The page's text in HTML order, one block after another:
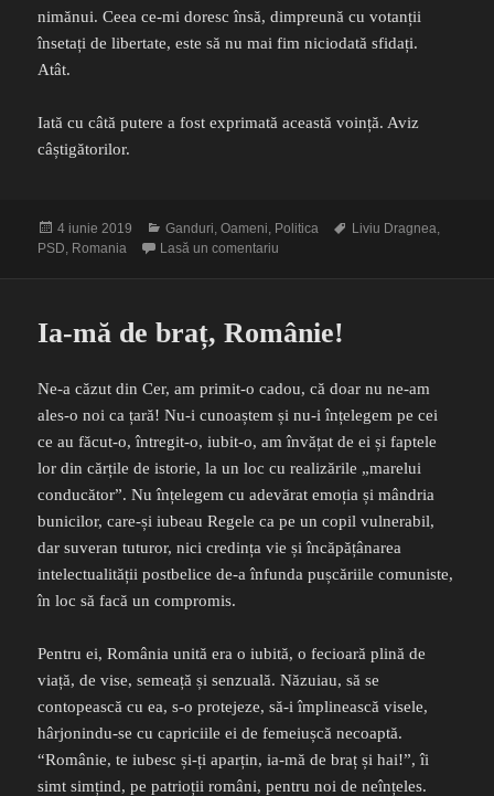
nimănui. Ceea ce-mi doresc însă, dimpreună cu votanții
însetați de libertate, este să nu mai fim niciodată sfidați.
Atât.
Iată cu câtă putere a fost exprimată această voință. Aviz
câștigătorilor.
Publicat
pe
4 iunie 2019 Categorii
Ganduri,Oameni, Politica Etichete
Liviu Dragnea,
PSD, Romania Lasă un comentariu
Ia-mă de braț, Românie!
Ne-a căzut din Cer, am primit-o cadou, că doar nu ne-am
ales-o noi ca țară! Nu-i cunoaștem și nu-i înțelegem pe cei
ce au făcut-o, întregit-o, iubit-o, am învățat de ei și faptele
lor din cărțile de istorie, la un loc cu realizările „marelui
conducător”. Nu înțelegem cu adevărat emoția și mândria
bunicilor, care-și iubeau Regele ca pe un copil vulnerabil,
dar suveran tuturor, nici credința vie și încăpățânarea
intelectualității postbelice de-a înfunda pușcăriile comuniste,
în loc să facă un compromis.
Pentru ei, România unită era o iubită, o fecioară plină de
viață, de vise, semeață și senzuală. Năzuiau, să se
contopească cu ea, s-o protejeze, să-i împlinească visele,
hârjonindu-se cu capriciile ei de femeiușcă necoaptă.
“Românie, te iubesc și-ți aparțin, ia-mă de braț și hai!”, îi
simt simțind, pe patrioții români, pentru noi de neînțeles.